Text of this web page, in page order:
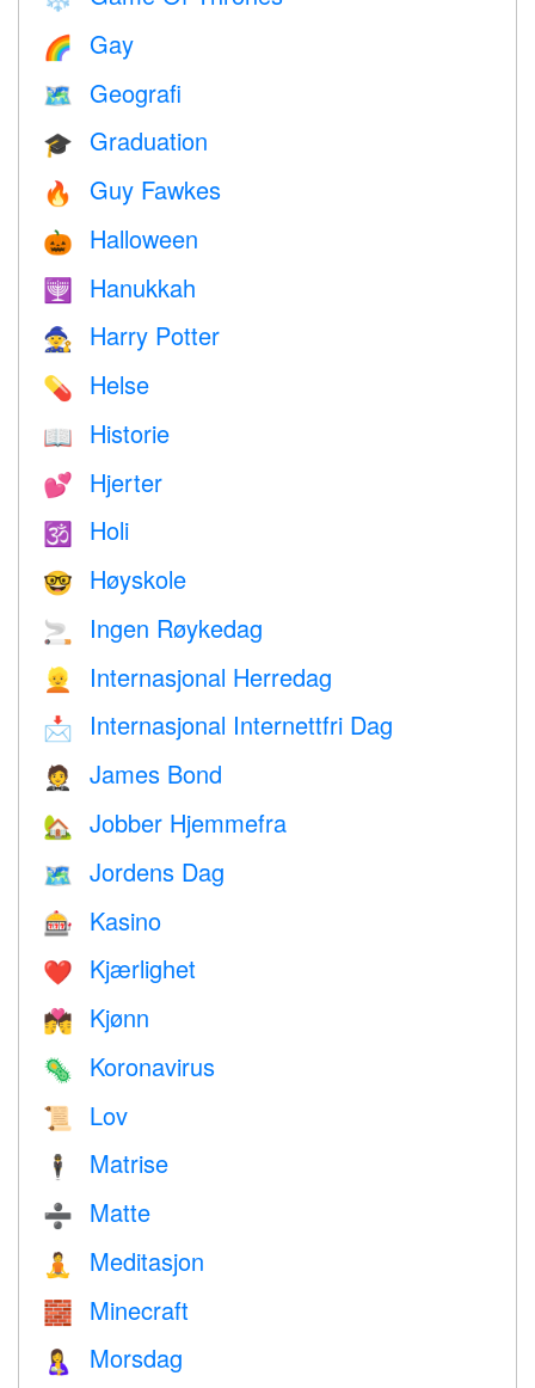
🌈 Gay
🗺 Geografi
🎓 Graduation
🔥 Guy Fawkes
🎃 Halloween
🕎 Hanukkah
🧙 Harry Potter
💊 Helse
📖 Historie
💕 Hjerter
🕉 Holi
🤓 Høyskole
🚬 Ingen Røykedag
👱 Internasjonal Herredag
📩 Internasjonal Internettfri Dag
🤵 James Bond
🏡 Jobber Hjemmefra
🗺️ Jordens Dag
🎰 Kasino
❤️️ Kjærlighet
💏 Kjønn
🦠 Koronavirus
📜 Lov
🕴️ Matrise
➗ Matte
🧘 Meditasjon
🧱 Minecraft
🤱 Morsdag